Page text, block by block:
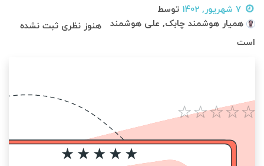
7 شهریور, 1402
توسط
همیار هوشمند چابک, علی هوشمند
هنوز نظری ثبت نشده
است